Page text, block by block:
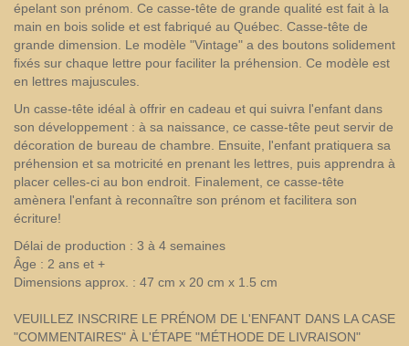
épelant son prénom. Ce casse-tête de grande qualité est fait à la
main en bois solide et est fabriqué au Québec. Casse-tête de
grande dimension. Le modèle "Vintage" a des boutons solidement
fixés sur chaque lettre pour faciliter la préhension. Ce modèle est
en lettres majuscules.
Un casse-tête idéal à offrir en cadeau et qui suivra l'enfant dans
son développement : à sa naissance, ce casse-tête peut servir de
décoration de bureau de chambre. Ensuite, l'enfant pratiquera sa
préhension et sa motricité en prenant les lettres, puis apprendra à
placer celles-ci au bon endroit. Finalement, ce casse-tête
amènera l'enfant à reconnaître son prénom et facilitera son
écriture!
Délai de production : 3 à 4 semaines
Âge : 2 ans et +
Dimensions approx. : 47 cm x 20 cm x 1.5 cm
VEUILLEZ INSCRIRE LE PRÉNOM DE L'ENFANT DANS LA CASE
"COMMENTAIRES" À L'ÉTAPE "MÉTHODE DE LIVRAISON"